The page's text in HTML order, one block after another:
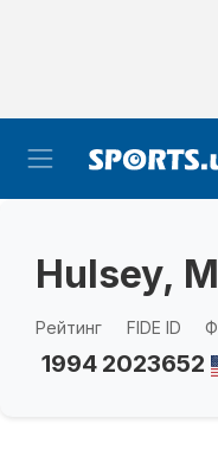
Hulsey,
Рейтинг
1994
FIDE ID
2023652